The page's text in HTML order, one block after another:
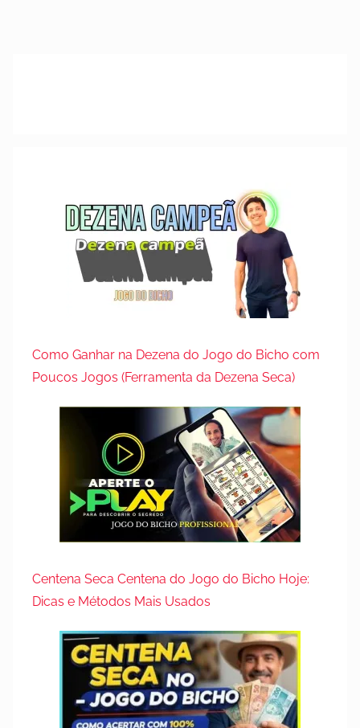
Como Ganhar na Dezena do Jogo do Bicho com
Poucos Jogos (Ferramenta da Dezena Seca)
Centena Seca Centena do Jogo do Bicho Hoje:
Dicas e Métodos Mais Usados